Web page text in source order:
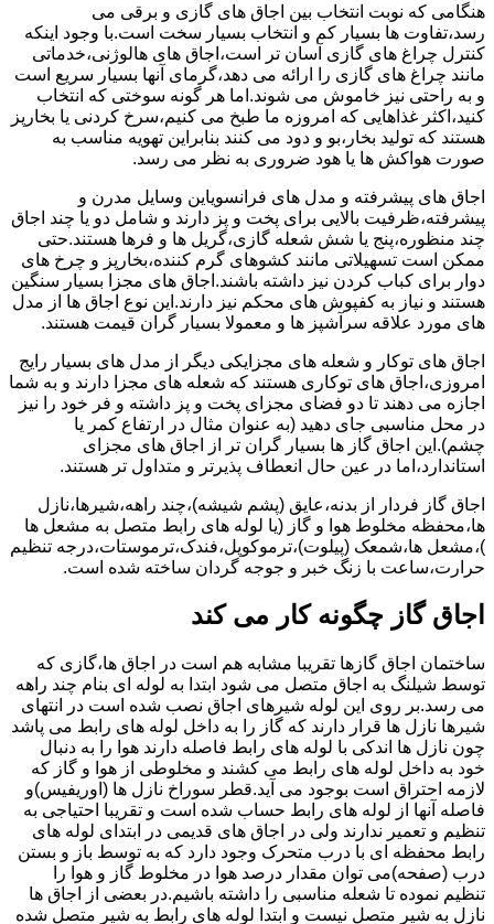
هنگامی که نوبت انتخاب بین اجاق های گازی و برقی می
رسد،تفاوت ها بسیار کم و انتخاب بسیار سخت است.با وجود اینکه
کنترل چراغ های گازی آسان تر است،اجاق های هالوژنی،خدماتی
مانند چراغ های گازی را ارائه می دهد،گرمای آنها بسیار سریع است
و به راحتی نیز خاموش می شوند.اما هر گونه سوختی که انتخاب
کنید،اکثر غذاهایی که امروزه ما طبخ می کنیم،سرخ کردنی یا بخارپز
هستند که تولید بخار،بو و دود می کنند بنابراین تهویه مناسب به
صورت هواکش ها یا هود ضروری به نظر می رسد.
اجاق های پیشرفته و مدل های فرانسویاین وسایل مدرن و
پیشرفته،ظرفیت بالایی برای پخت و پز دارند و شامل دو یا چند اجاق
چند منظوره،پنج یا شش شعله گازی،گریل ها و فرها هستند.حتی
ممکن است تسهیلاتی مانند کشوهای گرم کننده،بخارپز و چرخ های
دوار برای کباب کردن نیز داشته باشند.اجاق های مجزا بسیار سنگین
هستند و نیاز به کفپوش های محکم نیز دارند.این نوع اجاق ها از مدل
های مورد علاقه سرآشپز ها و معمولا بسیار گران قیمت هستند.
اجاق های توکار و شعله های مجزایکی دیگر از مدل های بسیار رایج
امروزی،اجاق های توکاری هستند که شعله های مجزا دارند و به شما
اجازه می دهند تا دو فضای مجزای پخت و پز داشته و فر خود را نیز
در محل مناسبی جای دهید (به عنوان مثال در ارتفاع کمر یا
چشم).این اجاق گاز ها بسیار گران تر از اجاق های مجزای
استاندارد،اما در عین حال انعطاف پذیرتر و متداول تر هستند.
اجاق گاز فردار از بدنه،عایق (پشم شیشه)،چند راهه،شیرها،نازل
ها،محفظه مخلوط هوا و گاز (یا لوله های رابط متصل به مشعل ها
)،مشعل ها،شمعک (پیلوت)،ترموکوپل،فندک،ترموستات،درجه تنظیم
حرارت،ساعت با زنگ خبر و جوجه گردان ساخته شده است.
اجاق گاز چگونه کار می کند
ساختمان اجاق گازها تقریبا مشابه هم است در اجاق ها،گازی که
توسط شیلنگ به اجاق متصل می شود ابتدا به لوله ای بنام چند راهه
می رسد.بر روی این لوله شیرهای اجاق نصب شده است در انتهای
شیرها نازل ها قرار دارند که گاز را به داخل لوله های رابط می پاشد
چون نازل ها اندکی با لوله های رابط فاصله دارند هوا را به دنبال
خود به داخل لوله های رابط می کشند و مخلوطی از هوا و گاز که
لازمه احتراق است بوجود می آید.قطر سوراخ نازل ها (اوریفیس)و
فاصله آنها از لوله های رابط حساب شده است و تقریبا احتیاجی به
تنظیم و تعمیر ندارند ولی در اجاق های قدیمی در ابتدای لوله های
رابط محفظه ای با درب متحرک وجود دارد که به توسط باز و بستن
درب (صفحه)می توان مقدار درصد هوا در مخلوط گاز و هوا را
تنظیم نموده تا شعله مناسبی را داشته باشیم.در بعضی از اجاق ها
نازل به شیر متصل نیست و ابتدا لوله های رابط به شیر متصل شده